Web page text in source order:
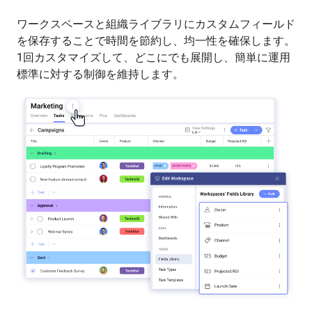
ワークスペースと組織ライブラリにカスタムフィールド
を保存することで時間を節約し、均一性を確保します。
1回カスタマイズして、どこにでも展開し、簡単に運用
標準に対する制御を維持します。